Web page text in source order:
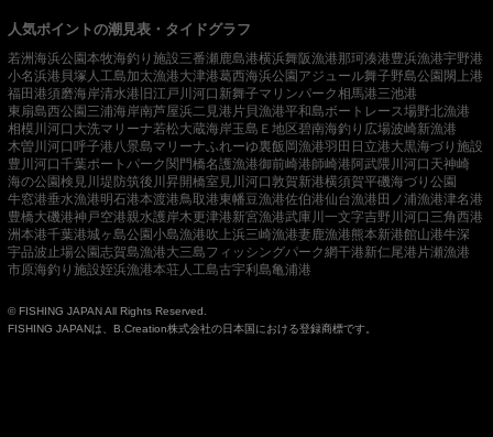
人気ポイントの潮見表・タイドグラフ
若洲海浜公園本牧海釣り施設三番瀬鹿島港横浜舞阪漁港那珂湊港豊浜漁港宇野港
小名浜港 貝塚人工島加太漁港大津港葛西海浜公園 アジュール舞子野島公園 閖上港
福田港須磨海岸清水港 旧江戸川河口 新舞子マリンパーク相馬港三池港
東扇島西公園 三浦海岸南芦屋浜二見港 片貝漁港平和島ボートレース場野北漁港
相模川河口 大洗マリーナ若松大蔵海岸玉島Ｅ地区碧南海釣り広場波崎新漁港
木曽川河口呼子港八景島マリーナふれーゆ裏飯岡漁港羽田 日立港大黒海づり施設
豊川河口千葉ポートパーク 関門橋名護漁港御前崎港師崎港 阿武隈川河口 天神崎
海の公園検見川堤防筑後川昇開橋室見川河口敦賀新港横須賀平磯海づり公園
牛窓港垂水漁港明石港本渡港鳥取港東幡豆漁港佐伯港仙台漁港 田ノ浦漁港津名港
豊橋大磯港神戸空港親水護岸木更津港新宮漁港武庫川一文字吉野川河口 三角西港
洲本港千葉港城ヶ島公園小島漁港吹上浜三崎漁港妻鹿漁港熊本新港館山港牛深
宇品波止場公園志賀島漁港大三島フィッシングパーク網干港新仁尾港 片瀬漁港
市原海釣り施設姪浜漁港本荘人工島古宇利島亀浦港
© FISHING JAPAN All Rights Reserved.
FISHING JAPANは、B.Creation株式会社の日本国における登録商標です。